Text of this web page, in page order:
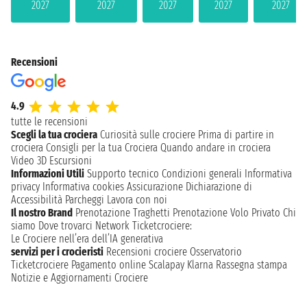
2027 2027 2027 2027 2027
Recensioni
4.9
tutte le recensioni
Scegli la tua crociera Curiosità sulle crociere Prima di partire in
crociera Consigli per la tua Crociera Quando andare in crociera
Video 3D Escursioni
Informazioni Utili Supporto tecnico Condizioni generali Informativa
privacy Informativa cookies Assicurazione Dichiarazione di
Accessibilità Parcheggi Lavora con noi
Il nostro Brand Prenotazione Traghetti Prenotazione Volo Privato Chi
siamo Dove trovarci Network Ticketcrociere:
Le Crociere nell’era dell’IA generativa
servizi per i crocieristi Recensioni crociere Osservatorio
Ticketcrociere Pagamento online Scalapay Klarna Rassegna stampa
Notizie e Aggiornamenti Crociere